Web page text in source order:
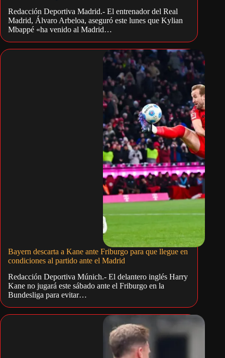
Redacción Deportiva Madrid.- El entrenador del Real
Madrid, Álvaro Arbeloa, aseguró este lunes que Kylian
Mbappé «ha venido al Madrid…
Bayern descarta a Kane ante Friburgo para que llegue en
condiciones al partido ante el Madrid
Redacción Deportiva Múnich.- El delantero inglés Harry
Kane no jugará este sábado ante el Friburgo en la
Bundesliga para evitar…